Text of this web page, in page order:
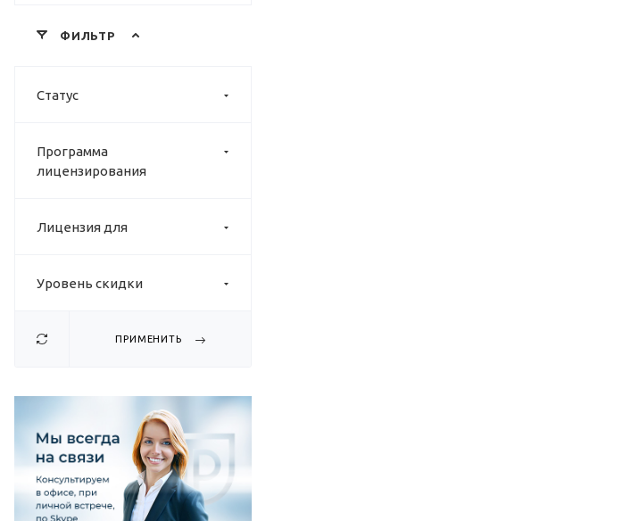
ФИЛЬТР
Статус
Программа
лицензирования
Лицензия для
Уровень скидки
ПРИМЕНИТЬ